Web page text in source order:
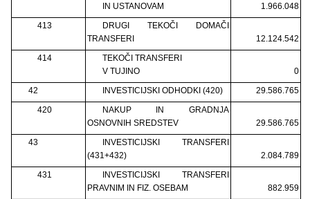
IN USTANOVAM
1.966.048
413
DRUGI TEKOČI DOMAČI
TRANSFERI
12.124.542
414
TEKOČI TRANSFERI
V TUJINO
0
42
INVESTICIJSKI ODHODKI (420)
29.586.765
420
NAKUP IN GRADNJA
OSNOVNIH SREDSTEV
29.586.765
43
INVESTICIJSKI TRANSFERI
(431+432)
2.084.789
431
INVESTICIJSKI TRANSFERI
PRAVNIM IN FIZ. OSEBAM
882.959